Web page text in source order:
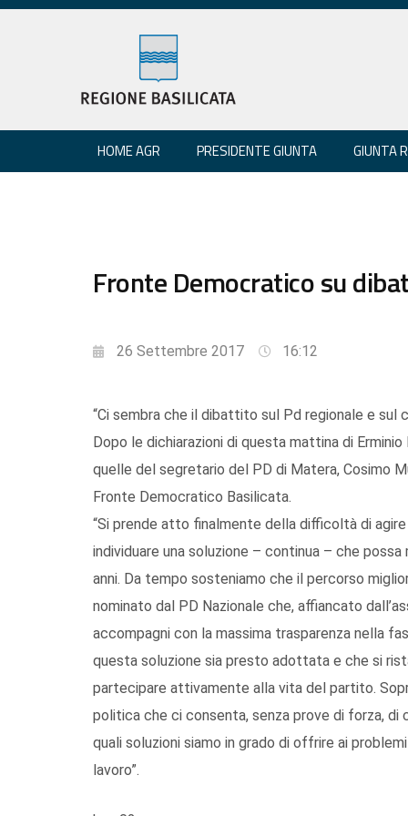
HOME AGR PRESIDENTE GIUNTA GIUNTA
Fronte Democratico su
26 Settembre 2017 16:12
“Ci sembra che il dibattito sul Pd regionale e
Dopo le dichiarazioni di questa mattina di
quelle del segretario del PD di Matera, Cosimo
Fronte Democratico Basilicata.
“Si prende atto finalmente della difficoltà di
individuare una soluzione – continua – che
anni. Da tempo sosteniamo che il percorso
nominato dal PD Nazionale che, affiancato
accompagni con la massima trasparenza nella
questa soluzione sia presto adottata e che si
partecipare attivamente alla vita del partito.
politica che ci consenta, senza prove di forza, di
quali soluzioni siamo in grado di offrire ai
lavoro”.